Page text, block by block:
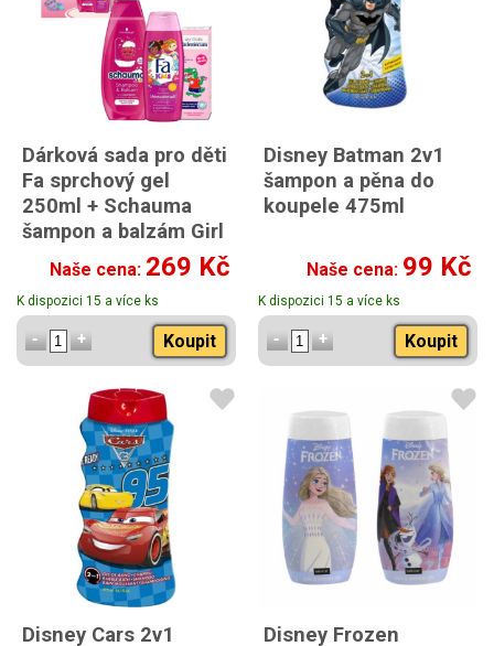
Dárková sada pro děti
Fa sprchový gel
250ml + Schauma
šampon a balzám Girl
2v1 400ml +
Vademecum pasta na
zuby 50ml
Naše cena: 269 Kč
K dispozici 15 a více ks
Koupit
Disney Batman 2v1
šampon a pěna do
koupele 475ml
Naše cena: 99 Kč
K dispozici 15 a více ks
Koupit
Disney Cars 2v1
Disney Frozen